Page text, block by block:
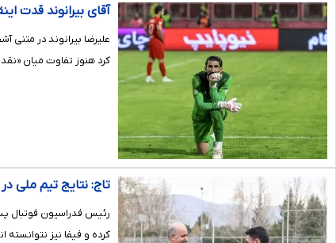
آقای بیرانوند قدت
علیرضا بیرانوند در
کرد هنوز تفاوت میان
تاج: نتایج تیم ملی
کرده و فیفا نیز نتوانسته